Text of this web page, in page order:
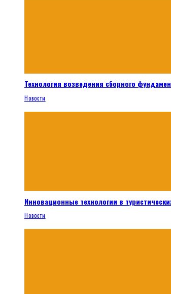
Технология возведения сборного
Новости
Инновационные технологии в
Новости